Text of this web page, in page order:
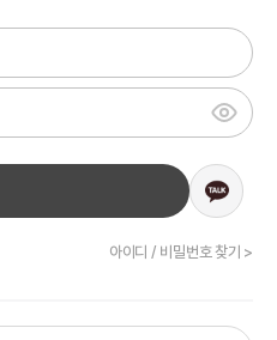
아이디 / 비밀번호 찾기 >